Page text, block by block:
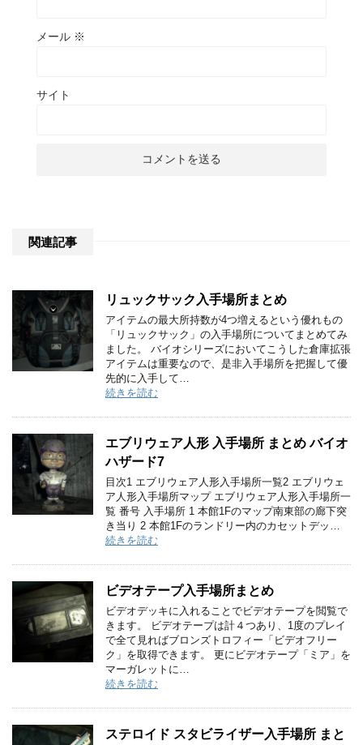
メール ※
サイト
関連記事
リュックサック入手場所まとめ
アイテムの最大所持数が4つ増えるという優れもの
「リュックサック」の入手場所についてまとめてみ
ました。 バイオシリーズにおいてこうした倉庫拡張
アイテムは重要なので、是非入手場所を把握して優
先的に入手して…
続きを読む
エブリウェア人形 入手場所 まとめ バイオ
ハザード7
目次1 エブリウェア人形入手場所一覧2 エブリウェ
ア人形入手場所マップ エブリウェア人形入手場所一
覧 番号 入手場所 1 本館1Fのマップ南東部の廊下突
き当り 2 本館1Fのランドリー内のカセットデッ…
続きを読む
ビデオテープ入手場所まとめ
ビデオデッキに入れることでビデオテープを閲覧で
きます。 ビデオテープは計４つあり、1度のプレイ
で全て見ればブロンズトロフィー「ビデオフリー
ク」を取得できます。 更にビデオテープ「ミア」を
マーガレットに…
続きを読む
ステロイド スタビライザー入手場所 まと